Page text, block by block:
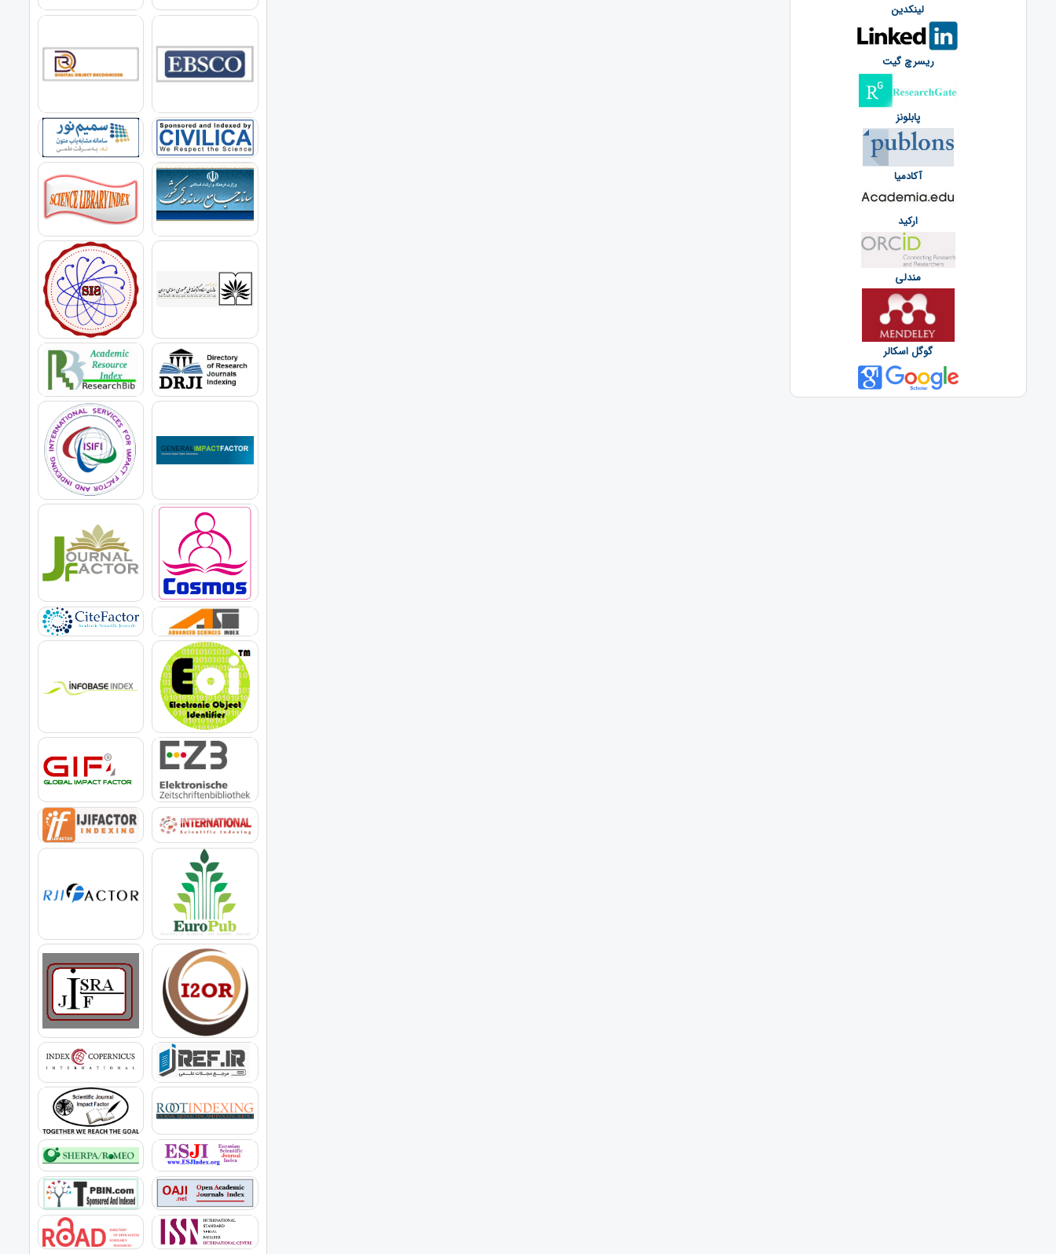
لینکدین
ریسرچ گیت
پابلونز
آکادمیا
ارکید
مندلی
گوگل اسکالر